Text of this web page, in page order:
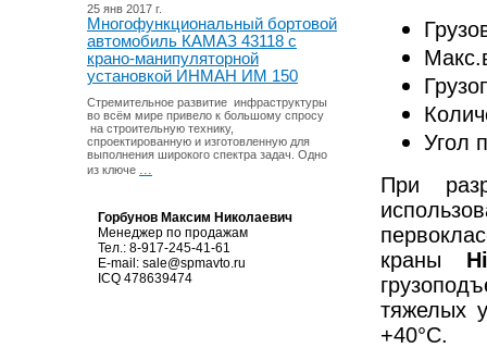
25 янв 2017 г.
Многофункциональный бортовой
автомобиль КАМАЗ 43118 с
крано-манипуляторной
установкой ИНМАН ИМ 150
Стремительное развитие инфраструктуры
во всём мире привело к большому спросу
на строительную технику,
спроектированную и изготовленную для
выполнения широкого спектра задач. Одно
из ключе
Горбунов Максим Николаевич
Менеджер по продажам
Тел.: 8-917-245-41-61
E-mail: sale@spmavto.ru
ICQ 478639474
Угол
При
краны
тяжелых
+40°С.